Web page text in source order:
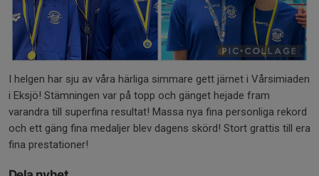
I helgen har sju av våra härliga simmare gett järnet i Vårsimiaden
i Eksjö! Stämningen var på topp och gänget hejade fram
varandra till superfina resultat! Massa nya fina personliga rekord
och ett gäng fina medaljer blev dagens skörd! Stort grattis till era
fina prestationer!